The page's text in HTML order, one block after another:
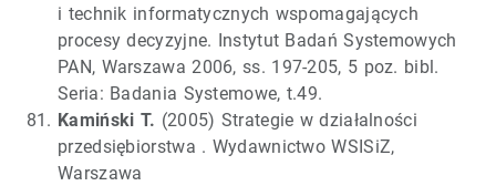
i technik informatycznych wspomagających
procesy decyzyjne. Instytut Badań Systemowych
PAN, Warszawa 2006, ss. 197-205, 5 poz. bibl.
Seria: Badania Systemowe, t.49.
Kamiński T. (2005) Strategie w działalności
przedsiębiorstwa . Wydawnictwo WSISiZ,
Warszawa